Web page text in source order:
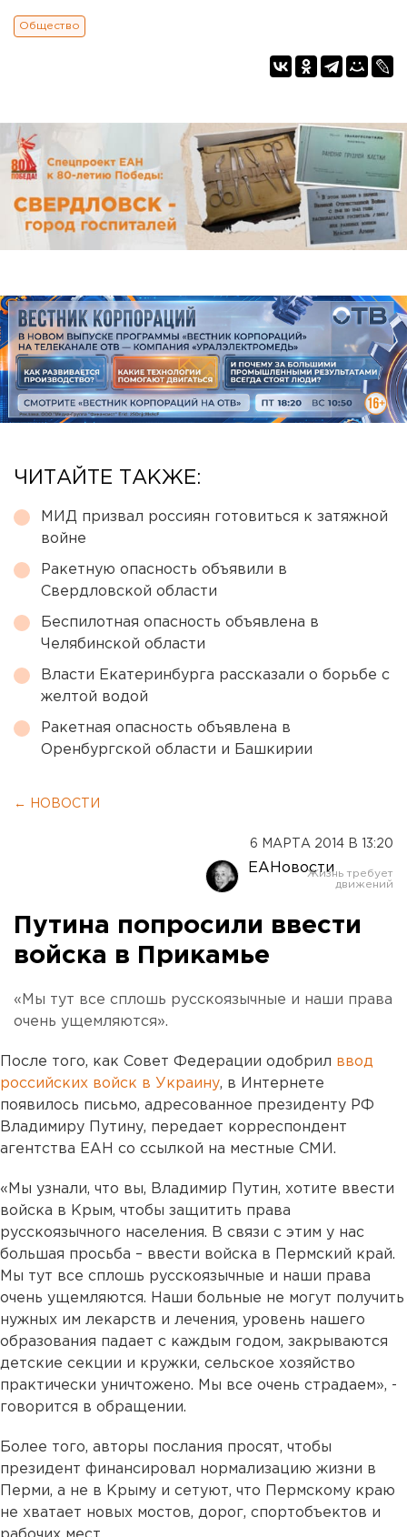
Общество
ЧИТАЙТЕ ТАКЖЕ:
МИД призвал россиян готовиться к затяжной
войне
Ракетную опасность объявили в
Свердловской области
Беспилотная опасность объявлена в
Челябинской области
Власти Екатеринбурга рассказали о борьбе с
желтой водой
Ракетная опасность объявлена в
Оренбургской области и Башкирии
← НОВОСТИ
6 МАРТА 2014 В 13:20
ЕАНовости
Путина попросили ввести
войска в Прикамье
«Мы тут все сплошь русскоязычные и наши права
очень ущемляются».
После того, как Совет Федерации одобрил ввод
российских войск в Украину, в Интернете
появилось письмо, адресованное президенту РФ
Владимиру Путину, передает корреспондент
агентства ЕАН со ссылкой на местные СМИ.
«Мы узнали, что вы, Владимир Путин, хотите ввести
войска в Крым, чтобы защитить права
русскоязычного населения. В связи с этим у нас
большая просьба – ввести войска в Пермский край.
Мы тут все сплошь русскоязычные и наши права
очень ущемляются. Наши больные не могут получить
нужных им лекарств и лечения, уровень нашего
образования падает с каждым годом, закрываются
детские секции и кружки, сельское хозяйство
практически уничтожено. Мы все очень страдаем», -
говорится в обращении.
Более того, авторы послания просят, чтобы
президент финансировал нормализацию жизни в
Перми, а не в Крыму и сетуют, что Пермскому краю
не хватает новых мостов, дорог, спортобъектов и